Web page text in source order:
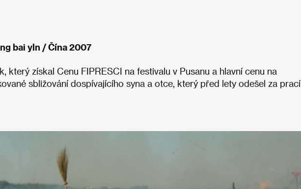
bai yln / Čína 2007
který získal Cenu FIPRESCI na festivalu v Pusanu a hlavní cenu na
sbližování dospívajícího syna a otce, který před lety odešel za prací